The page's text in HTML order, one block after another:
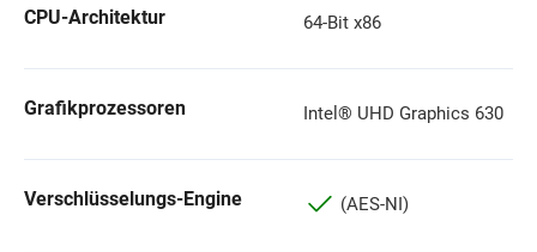
CPU-Architektur 64-Bit x86
Grafikprozessoren Intel® UHD Graphics 630
Verschlüsselungs-Engine (AES-NI)